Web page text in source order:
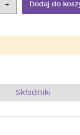
Dodaj do
Składniki